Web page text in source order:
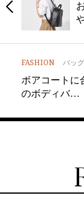
FASHION バッ
ボアコートに
のボディバ…